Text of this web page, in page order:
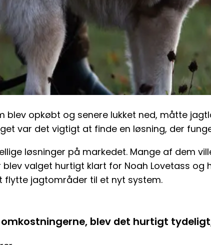
blev opkøbt og senere lukket ned, måtte
var det vigtigt at finde en løsning, der
løsninger på markedet. Mange af dem
valget hurtigt klart for Noah Lovetass
jagtområder til et nyt system.
blev det hurtigt